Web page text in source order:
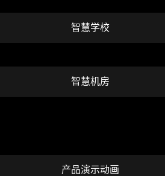
智慧学校
智慧机房
产品演示动画